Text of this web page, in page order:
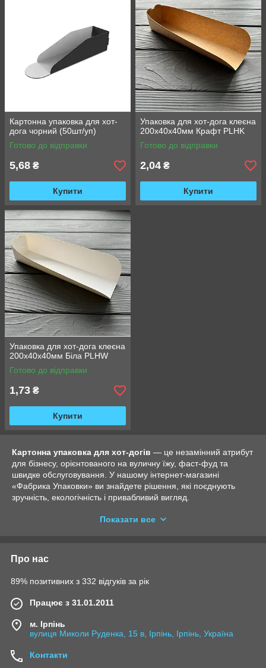
Картонна упаковка для хот-
дога чорний (50шт/уп)
Готово до відправки
5,68 ₴
Купити
Упаковка для хот-дога клеєна
200х40х40мм Крафт PLHK
Готово до відправки
2,04 ₴
Купити
Упаковка для хот-дога клеєна
200х40х40мм Біла PLHW
Готово до відправки
1,73 ₴
Купити
Картонна упаковка для хот-догів — це незамінний атрибут
для бізнесу, орієнтованого на вуличну їжу, фаст-фуд та
швидке обслуговування. У нашому інтернет-магазині
«Фабрика Упаковки» ви знайдете рішення, які поєднують
зручність, екологічність і привабливий вигляд.
Особливості картонної упаковки для хот-догів
Щільний картон забезпечує стійкість до жиру та соусів,
ідеальне рішення для їжі на виніс, яка залишається у
Універсальний дизайн: Простий і водночас стильний
вигляд упаковки підходить для різних видів хот-догів —
класичних, з додатковими інгредієнтами чи авторських
інструментом завдяки можливості нанесення логотипу
Показати все
Про нас
89% позитивних з 332 відгуків за рік
Працює з 31.01.2011
м. Ірпінь
вулиця Миколи Руденка, 15 в, Ірпінь, Ірпінь, Україна
Контакти